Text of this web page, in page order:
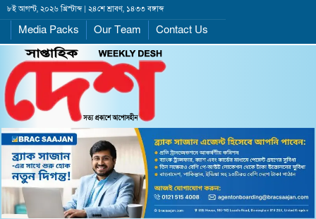
৮ই আগস্ট, ২০২৬ খ্রিস্টাব্দ | ২৪শে শ্রাবণ, ১৪৩৩ বঙ্গাব্দ
Media Packs Our Team Contact Us